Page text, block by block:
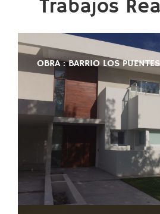
Trabajos
OBRA : BARRIO LOS